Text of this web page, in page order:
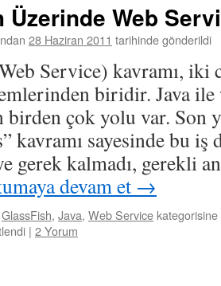
Üzerinde Web
28 Haziran 2011 tarihinde gönderildi
Service) kavramı, iki
biridir. Java ile
çok yolu var. Son
kavramı sayesinde bu iş
gerek kalmadı, gerekli
devam et →
GlassFish, Java, Web Service
| 2 Yorum